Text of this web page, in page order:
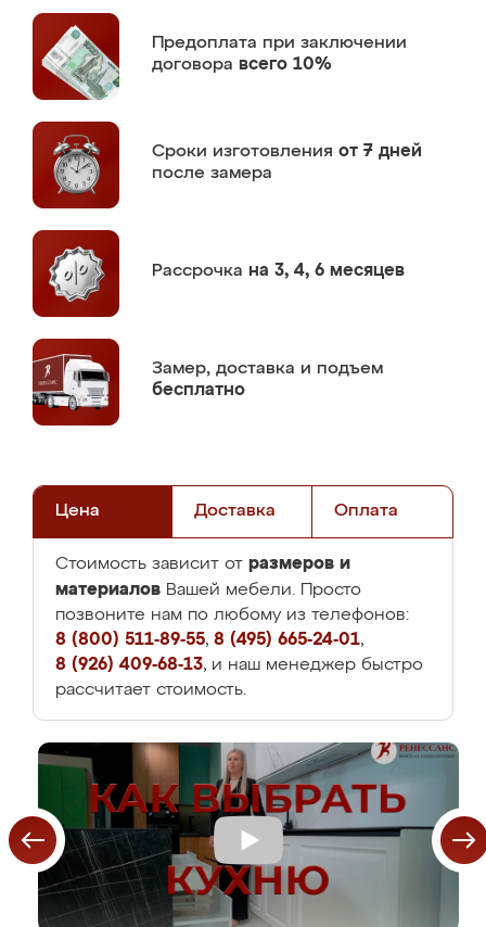
Предоплата при заключении
договора всего 10%
Сроки изготовления от 7 дней
после замера
Рассрочка на 3, 4, 6 месяцев
Замер, доставка и подъем
бесплатно
Цена Доставка Оплата
Стоимость зависит от размеров и
материалов Вашей мебели. Просто
позвоните нам по любому из телефонов:
8 (800) 511-89-55, 8 (495) 665-24-01,
8 (926) 409-68-13, и наш менеджер быстро
рассчитает стоимость.